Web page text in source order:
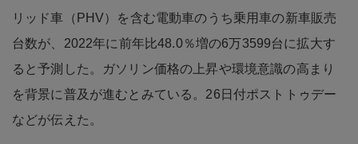
リッド車（PHV）を含む電動車のうち乗用車の新車販売
台数が、2022年に前年比48.0％増の6万3599台に拡大す
ると予測した。ガソリン価格の上昇や環境意識の高まり
を背景に普及が進むとみている。26日付ポストトゥデー
などが伝えた。